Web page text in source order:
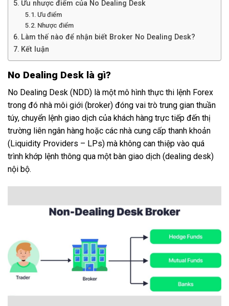
Ưu nhược điểm của No Dealing Desk
Ưu điểm
Nhược điểm
Làm thế nào để nhận biết Broker No Dealing Desk?
Kết luận
No Dealing Desk là gì?
No Dealing Desk (NDD) là một mô hình thực thi lệnh Forex
trong đó nhà môi giới (broker) đóng vai trò trung gian thuần
túy, chuyển lệnh giao dịch của khách hàng trực tiếp đến thị
trường liên ngân hàng hoặc các nhà cung cấp thanh khoản
(Liquidity Providers – LPs) mà không can thiệp vào quá
trình khớp lệnh thông qua một bàn giao dịch (dealing desk)
nội bộ.